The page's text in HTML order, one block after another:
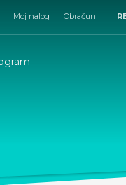
Moj nalog Obračun